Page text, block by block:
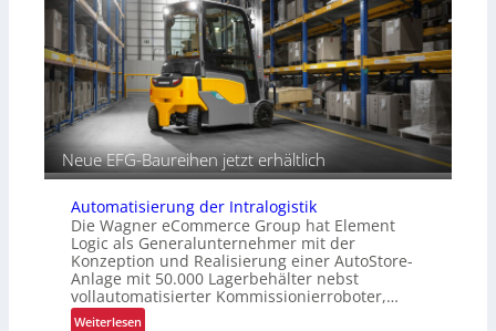
e
n
s
p
e
z
f
i
c
h
e
P
r
a
Neue EFG-Baureihen jetzt erhältlich
Automatisierung der Intralogistik
Die Wagner eCommerce Group hat Element
Logic als Generalunternehmer mit der
Konzeption und Realisierung einer AutoStore-
Anlage mit 50.000 Lagerbehälter nebst
vollautomatisierter Kommissionierroboter,…
Weiterlesen: